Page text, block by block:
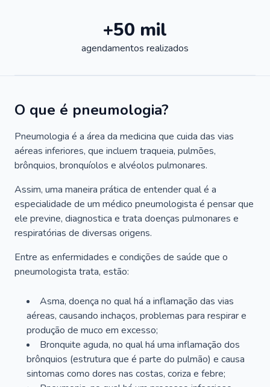
+50 mil
agendamentos realizados
O que é pneumologia?
Pneumologia é a área da medicina que cuida das vias
aéreas inferiores, que incluem traqueia, pulmões,
brônquios, bronquíolos e alvéolos pulmonares.
Assim, uma maneira prática de entender qual é a
especialidade de um médico pneumologista é pensar que
ele previne, diagnostica e trata doenças pulmonares e
respiratórias de diversas origens.
Entre as enfermidades e condições de saúde que o
pneumologista trata, estão:
Asma, doença no qual há a inflamação das vias
aéreas, causando inchaços, problemas para respirar e
produção de muco em excesso;
Bronquite aguda, no qual há uma inflamação dos
brônquios (estrutura que é parte do pulmão) e causa
sintomas como dores nas costas, coriza e febre;